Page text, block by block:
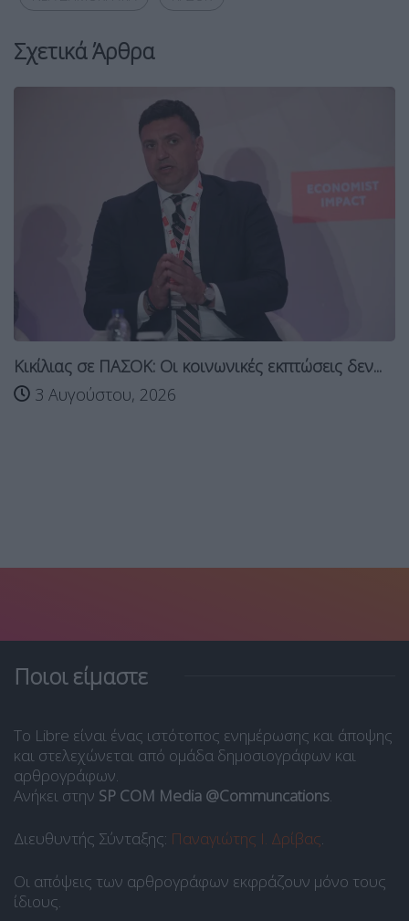
Σχετικά Άρθρα
Κικίλιας σε ΠΑΣΟΚ: Οι κοινωνικές εκπτώσεις δεν...
3 Αυγούστου, 2026
Ποιοι είμαστε
Το Libre είναι ένας ιστότοπος ενημέρωσης και άποψης
και στελεχώνεται από ομάδα δημοσιογράφων και
αρθρογράφων.
Ανήκει στην SP COM Media @Communcations.
Διευθυντής Σύνταξης: Παναγιώτης Ι. Δρίβας.
Οι απόψεις των αρθρογράφων εκφράζουν μόνο τους
ίδιους.